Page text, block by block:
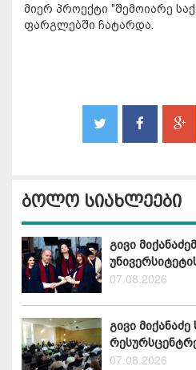
მიერ პროექტი "შემოიარე
ფარგლებში ჩატარდა.
ბოლო სიახლეები
გივი
07.08.2026
გივი
07.08.2026